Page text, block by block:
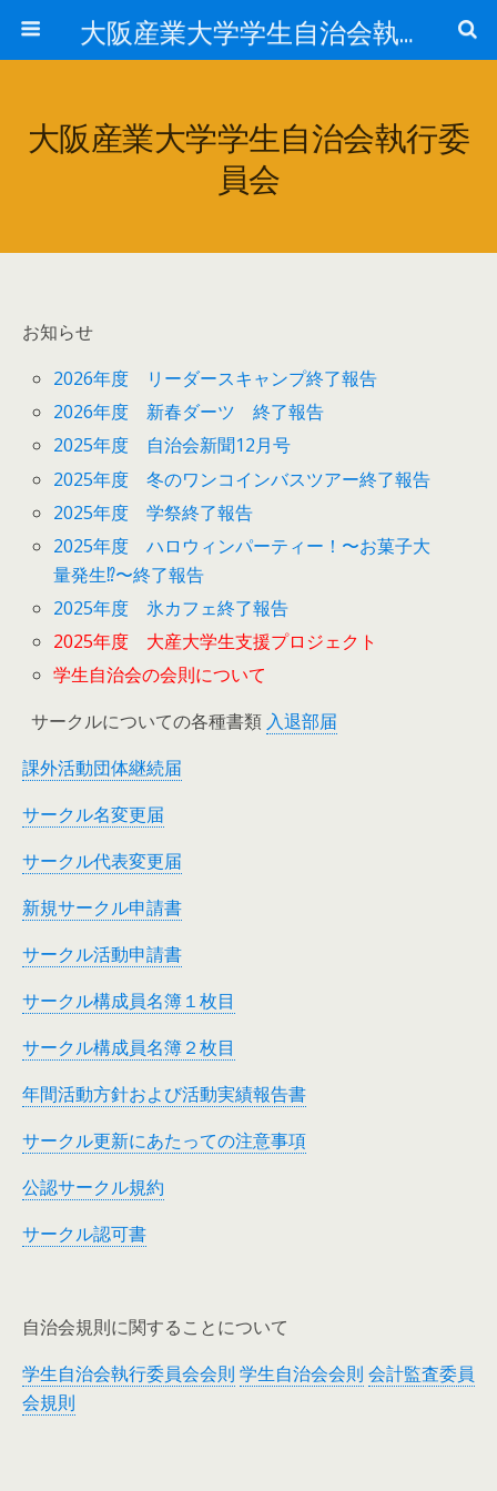
大阪産業大学学生自治会執行委員会
大阪産業大学学生自治会執行委
員会
お知らせ
2026年度 リーダースキャンプ終了報告
2026年度 新春ダーツ 終了報告
2025年度 自治会新聞12月号
2025年度 冬のワンコインバスツアー終了報告
2025年度 学祭終了報告
2025年度 ハロウィンパーティー！〜お菓子大
量発生⁉︎〜終了報告
2025年度 氷カフェ終了報告
2025年度 大産大学生支援プロジェクト
学生自治会の会則について
サークルについての各種書類 入退部届
課外活動団体継続届
サークル名変更届
サークル代表変更届
新規サークル申請書
サークル活動申請書
サークル構成員名簿１枚目
サークル構成員名簿２枚目
年間活動方針および活動実績報告書
サークル更新にあたっての注意事項
公認サークル規約
サークル認可書
自治会規則に関することについて
学生自治会執行委員会会則 学生自治会会則 会計監査委員
会規則